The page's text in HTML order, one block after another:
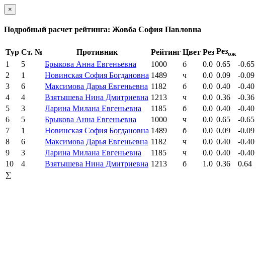
×
Подробный расчет рейтинга: Жовба София Павловна
Тур Ст. № Противник Рейтинг Цвет Рез Резож
1
5 Брыкова Анна Евгеньевна 1000 б 0.0 0.65 -0.65
2
1 Новинская София Богдановна 1489 ч 0.0 0.09 -0.09
3
6 Максимова Дарья Евгеньевна 1182 б 0.0 0.40 -0.40
4
4 Взятышева Нина Дмитриевна 1213 ч 0.0 0.36 -0.36
5
3 Ларина Милана Евгеньевна 1185 б 0.0 0.40 -0.40
6
5 Брыкова Анна Евгеньевна 1000 ч 0.0 0.65 -0.65
7
1 Новинская София Богдановна 1489 б 0.0 0.09 -0.09
8
6 Максимова Дарья Евгеньевна 1182 ч 0.0 0.40 -0.40
9
3 Ларина Милана Евгеньевна 1185 ч 0.0 0.40 -0.40
10
4 Взятышева Нина Дмитриевна 1213 б 1.0 0.36 0.64
∑